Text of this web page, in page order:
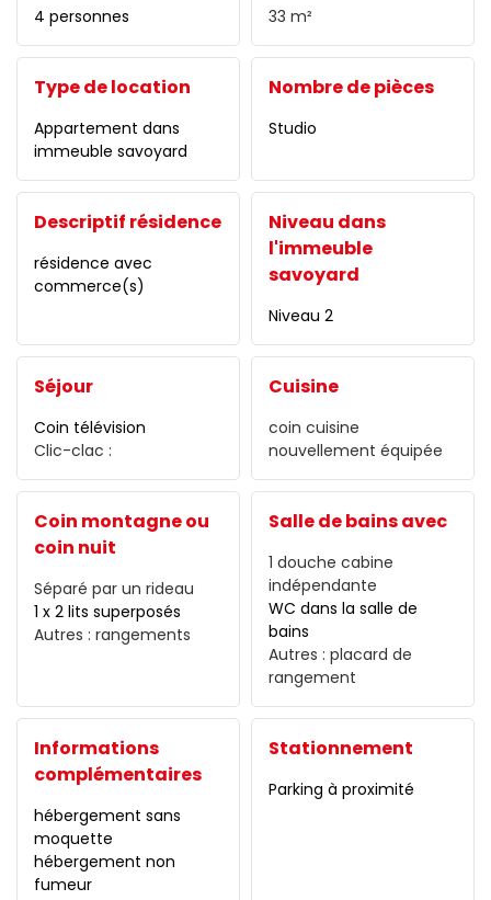
4 personnes 33 m²
Type de location
Appartement dans
immeuble savoyard
Nombre de pièces
Studio
Descriptif résidence
résidence avec
commerce(s)
Niveau dans
l'immeuble
savoyard
Niveau 2
Séjour
Coin télévision
Clic-clac :
Cuisine
coin cuisine
nouvellement équipée
Coin montagne ou
coin nuit
Séparé par un rideau
1 x 2 lits superposés
Autres : rangements
Salle de bains avec
1 douche cabine
indépendante
WC dans la salle de
bains
Autres : placard de
rangement
Informations
complémentaires
hébergement sans
moquette
hébergement non
fumeur
Stationnement
Parking à proximité